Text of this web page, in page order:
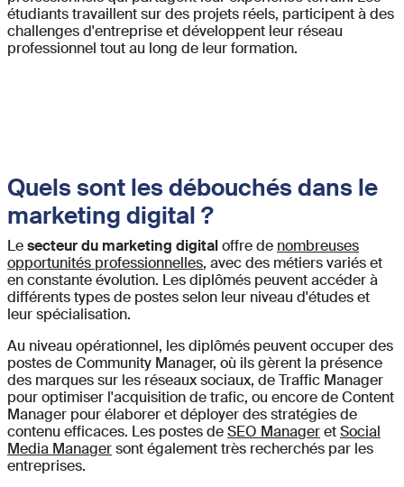
étudiants travaillent sur des projets réels, participent à des
challenges d'entreprise et développent leur réseau
professionnel tout au long de leur formation.
Quels sont les débouchés dans le
marketing digital ?
Lesecteur du marketing digitaloffre de nombreuses
opportunités professionnelles, avec des métiers variés et
en constante évolution. Les diplômés peuvent accéder à
différents types de postes selon leur niveau d'études et
leur spécialisation.
Au niveau opérationnel, les diplômés peuvent occuper des
postes de Community Manager, où ils gèrent la présence
des marques sur les réseaux sociaux, de Traffic Manager
pour optimiser l'acquisition de trafic, ou encore de Content
Manager pour élaborer et déployer des stratégies de
contenu efficaces. Les postes deSEO ManageretSocial
Media Managersont également très recherchés par les
entreprises.